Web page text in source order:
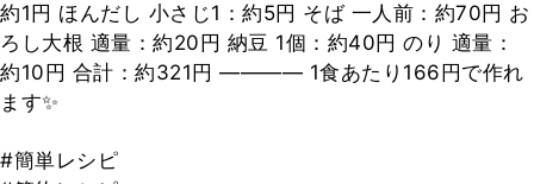
約1円 ほんだし 小さじ1：約5円 そば 一人前：約70円 お
ろし大根 適量：約20円 納豆 1個：約40円 のり 適量：
約10円 合計：約321円 ―――― 1食あたり166円で作れ
ます✨
#簡単レシピ